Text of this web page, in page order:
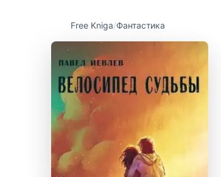
Free Kniga/Фантастика